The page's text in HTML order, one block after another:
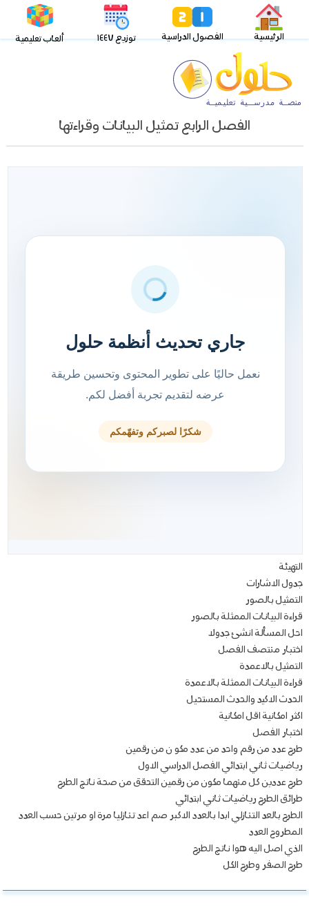
الرئيسية الفصول الدراسية توزيع ١٤٤٧ ألعاب تعليمية
الفصل الرابع تمثيل البيانات وقراءتها
التهيئة
جدول الاشارات
التمثيل بالصور
قراءة البيانات الممثلة بالصور
احل المسألة انشئ جدولا
اختبار منتصف الفصل
التمثيل بالاعمدة
قراءة البيانات الممثلة بالاعمدة
الحدث الاكيد والحدث المستحيل
اكثر امكانية اقل امكانية
اختبار الفصل
طرح عدد من رقم واحد من عدد مكو ن من رقمين
رياضيات ثاني ابتدائي الفصل الدراسي الاول
طرح عددين كل منهما مكون من رقمين التحقق من صحة ناتج الطرح
طرائق الطرح رياضيات ثاني ابتدائي
الطرح بالعد التنازلي ابدا بالعدد الاكبر صم اعد تنازليا مرة او مرتين حسب العدد
المطروح العدد
الذي اصل اليه هوا ناتج الطرح
طرح الصفر وطرح الكل